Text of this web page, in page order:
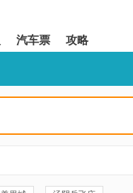
汽车票 攻略